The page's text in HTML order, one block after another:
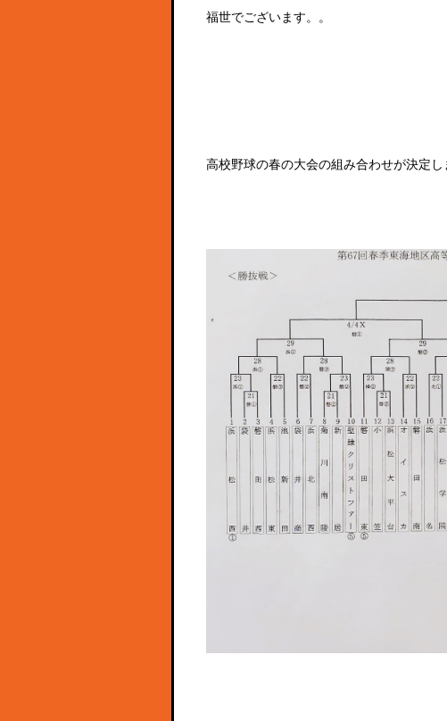
福世でございます。。
高校野球の春の大会の組み合わせが決定し